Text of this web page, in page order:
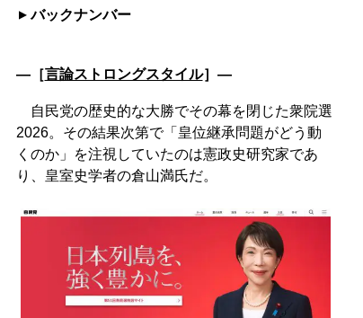
バックナンバー
―［言論ストロングスタイル］―
自民党の歴史的な大勝でその幕を閉じた衆院選
2026。その結果次第で「皇位継承問題がどう動
くのか」を注視していたのは憲政史研究家であ
り、皇室史学者の倉山満氏だ。